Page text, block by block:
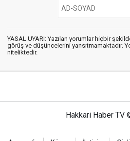
YASAL UYARI: Yazılan yorumlar hiçbir
görüş ve düşüncelerini yansıtmamaktadır.
niteliktedir.
Hakkari Haber TV